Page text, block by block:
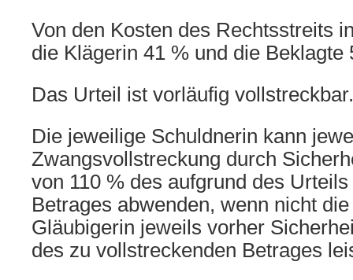
Von den Kosten des Rechtsstreits
die Klägerin 41 % und die Beklagte
Das Urteil ist vorläufig vollstreckbar.
Die jeweilige Schuldnerin kann
Zwangsvollstreckung durch
von 110 % des aufgrund des
Betrages abwenden, wenn nicht
Gläubigerin jeweils vorher
des zu vollstreckenden Betrages